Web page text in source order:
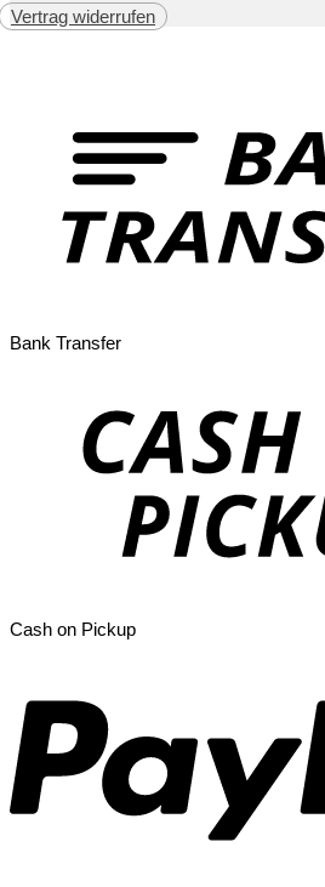
Vertrag widerrufen
Bank Transfer
Cash on Pickup